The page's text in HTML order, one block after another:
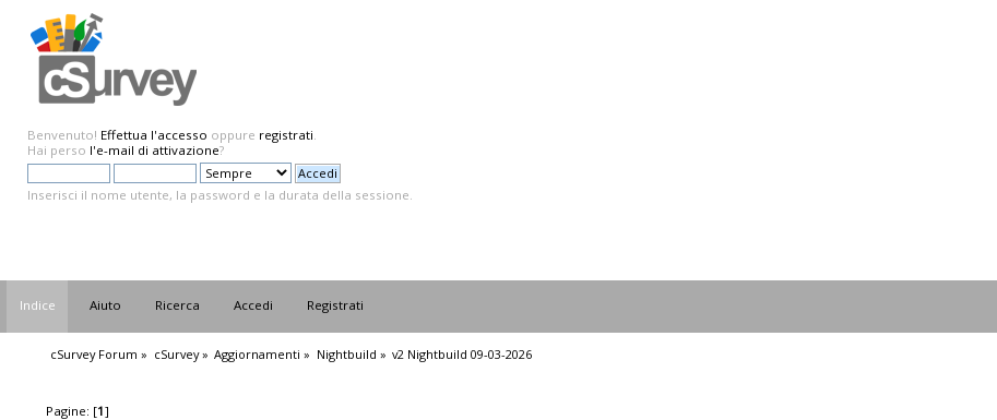
Benvenuto! Effettua l'accesso oppure registrati.
Hai perso l'e-mail di attivazione?
Inserisci il nome utente, la password e la durata della sessione.
Indice Aiuto Ricerca Accedi Registrati
cSurvey Forum » cSurvey» Aggiornamenti » Nightbuild » v2 Nightbuild 09-03-2026
Pagine: [1]